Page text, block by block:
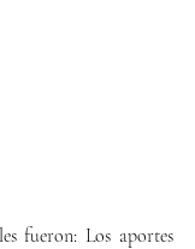
fueron: Los aportes